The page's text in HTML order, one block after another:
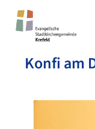
Konfi am